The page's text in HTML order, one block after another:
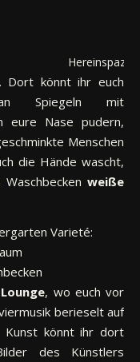
Dort könnt ihr euch
Spiegeln mit
eure Nase pudern,
Menschen
die Hände wascht,
weiße
Lounge, wo euch vor
berieselt auf
Kunst könnt ihr dort
des Künstlers